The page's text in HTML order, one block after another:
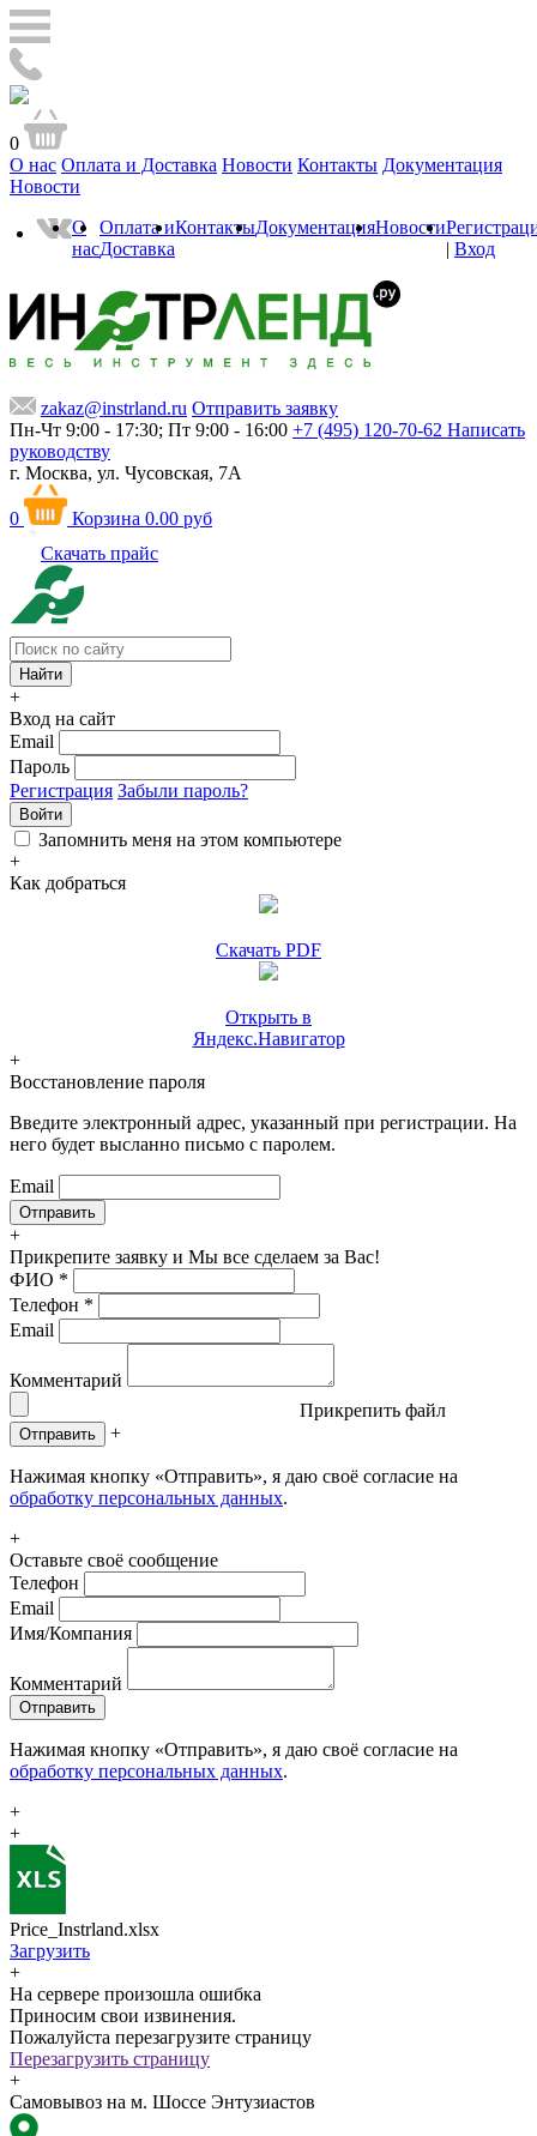
0
О нас Оплата и Доставка Новости Контакты Документация
Новости
О
нас
Оплата и
Доставка
КонтактыДокументацияНовости
| Вход
zakaz@instrland.ru Отправить заявку
Пн-Чт 9:00 - 17:30; Пт 9:00 - 16:00 +7 (495) 120-70-62 Написать
руководству
г. Москва, ул. Чусовская, 7А
0 Корзина 0.00 руб
Скачать прайс
+
Вход на сайт
Email
Пароль
Регистрация Забыли пароль?
Войти
Запомнить меня на этом компьютере
+
Как добраться
Скачать PDF
Открыть в
Яндекс.Навигатор
+
Восстановление пароля
Введите электронный адрес, указанный при регистрации. На
него будет высланно письмо с паролем.
Email
+
Прикрепите заявку и Мы все сделаем за Вас!
ФИО *
Телефон *
Email
Комментарий
Прикрепить файл
Отправить +
Нажимая кнопку «Отправить», я даю своё согласие на
обработку персональных данных.
+
Оставьте своё сообщение
Телефон
Email
Имя/Компания
Комментарий
Отправить
Нажимая кнопку «Отправить», я даю своё согласие на
обработку персональных данных.
+
+
Price_Instrland.xlsx
Загрузить
+
На сервере произошла ошибка
Приносим свои извинения.
Пожалуйста перезагрузите страницу
Перезагрузить страницу
+
Самовывоз на м. Шоссе Энтузиастов